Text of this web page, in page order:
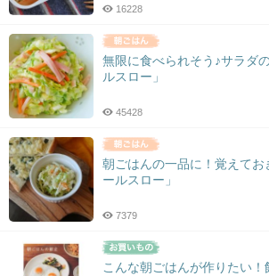
16228
無限に食べられそう♪サラダ
ルスロー」
45428
朝ごはんの一品に！覚えてお
ールスロー」
7379
こんな朝ごはんが作りたい